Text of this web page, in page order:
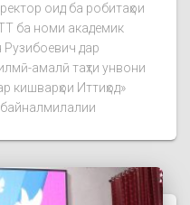
оид ба робитаҳои
ба номи академик
дар
амалӣ таҳти унвони
кишварҳои Иттиҳод»